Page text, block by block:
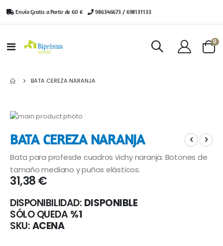
Envío Gratis a Partir de 60 € | 986346673 / 698131133
Toggle
Cart
0
BATA CEREZA NARANJA
Saltar
final
de
la
galería
de
imágenes
al
comienzo
de
la
galería
imágenes
BATA CEREZA NARANJA
Bata para profesde cuadros vichy naranja. Botones de
tamaño mediano y puños elásticos.
31,38 €
DISPONIBILIDAD: DISPONIBLE
SÓLO QUEDA %1
SKU ACENA